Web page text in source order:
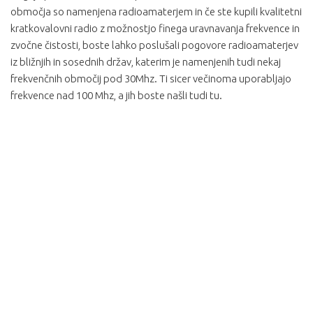
območja so namenjena radioamaterjem in če ste kupili kvalitetni
kratkovalovni radio z možnostjo finega uravnavanja frekvence in
zvočne čistosti, boste lahko poslušali pogovore radioamaterjev
iz bližnjih in sosednih držav, katerim je namenjenih tudi nekaj
frekvenčnih območij pod 30Mhz. Ti sicer večinoma uporabljajo
frekvence nad 100 Mhz, a jih boste našli tudi tu.